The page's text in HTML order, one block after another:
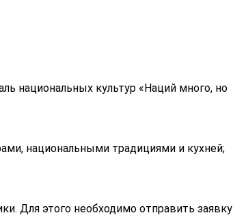
национальных культур «Наций много, но
национальными традициями и кухней;
Для этого необходимо отправить заявку